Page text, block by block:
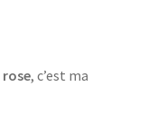
rose, c’est ma